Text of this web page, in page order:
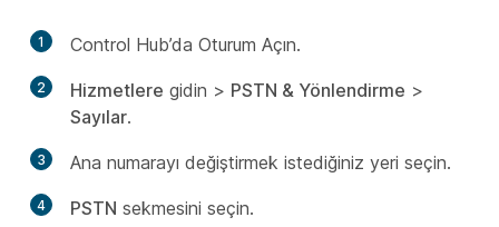
1 Control Hub’da Oturum Açın.
2 Hizmetlere gidin > PSTN & Yönlendirme >
Sayılar.
3 Ana numarayı değiştirmek istediğiniz yeri seçin.
4 PSTN sekmesini seçin.